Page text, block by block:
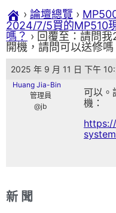
› 論壇總覽 ›
2024/7/5買的MP510
嗎？ › 回覆至：請問
開機，請問可以送修嗎
2025 年 9 月 11 日 下午
Huang Jia-Bin
管理員
@jb
可以。
機：
新 聞